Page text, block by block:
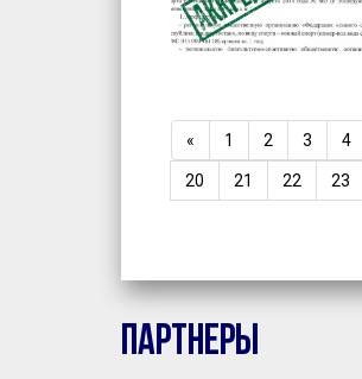
« 1 2 3 4
20 21 22 23
Партнеры